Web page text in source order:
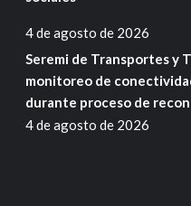
4 de agosto de 2026
Seremi de Transportes y
monitoreo de
durante proceso de
4 de agosto de 2026